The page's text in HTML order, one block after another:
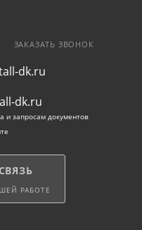
ЗАКАЗАТЬ ЗВОНОК
dk.ru
dk.ru
и запросам документов
РАБОТЕ